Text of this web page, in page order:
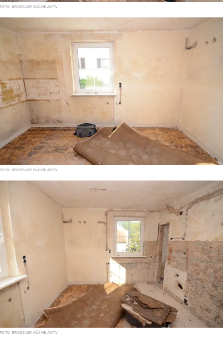
FOTO: BROSSLER KÜCHE AKTIV
FOTO: BROSSLER KÜCHE AKTIV
FOTO: BROSSLER KÜCHE AKTIV